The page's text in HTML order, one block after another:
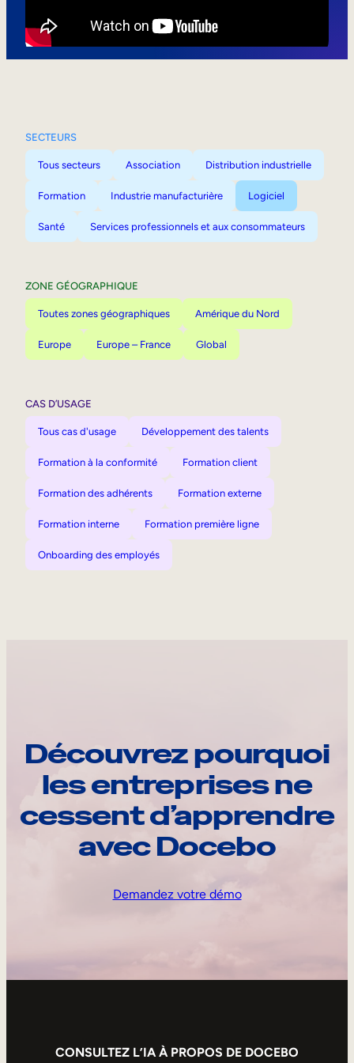
SECTEURS
Tous secteurs Association Distribution industrielle
Formation Industrie manufacturière Logiciel
Santé Services professionnels et aux consommateurs
ZONE GÉOGRAPHIQUE
Toutes zones géographiques Amérique du Nord
Europe Europe – France Global
CAS D’USAGE
Tous cas d'usage Développement des talents
Formation à la conformité Formation client
Formation des adhérents Formation externe
Formation interne Formation première ligne
Onboarding des employés
Découvrez pourquoi
les entreprises ne
cessent d’apprendre
avec Docebo
Demandez votre démo
CONSULTEZ L’IA À PROPOS DE DOCEBO